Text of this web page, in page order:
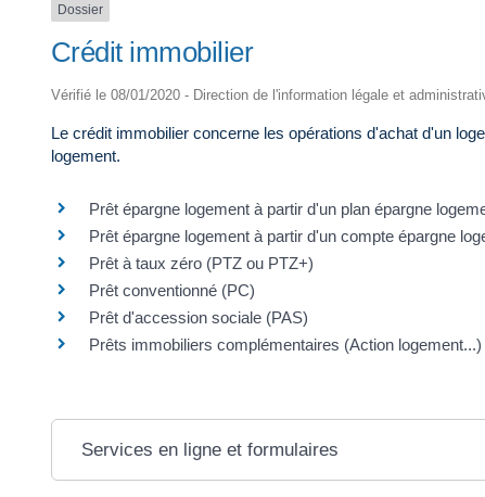
Dossier
Crédit immobilier
Vérifié le 08/01/2020 - Direction de l'information légale et
Le crédit immobilier concerne les opérations d'achat d'un
logement.
Prêt épargne logement à partir d'un plan épargne
Prêt épargne logement à partir d'un compte épargne
Prêt à taux zéro (PTZ ou PTZ+)
Prêt conventionné (PC)
Prêt d'accession sociale (PAS)
Prêts immobiliers complémentaires (Action logement...)
Services en ligne et formulaires